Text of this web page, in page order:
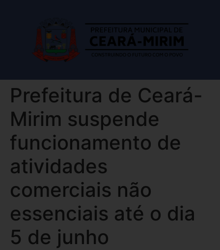
Prefeitura de Ceará-
Mirim suspende
funcionamento de
atividades
comerciais não
essenciais até o dia
5 de junho